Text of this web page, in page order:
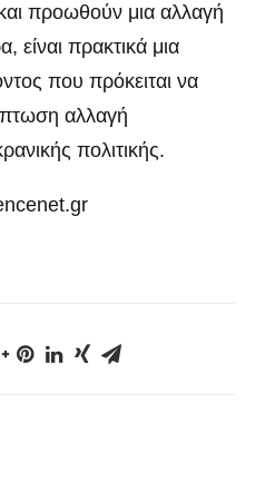
προωθούν μια αλλαγή
είναι πρακτικά μια
που πρόκειται να
αλλαγή
πολιτικής.